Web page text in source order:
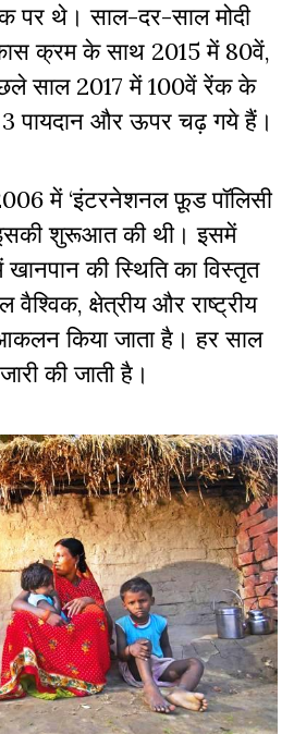
पर थे। साल-दर-साल मोदी
क्रम के साथ 2015 में 80वें,
साल 2017 में 100वें रेंक के
पायदान और ऊपर चढ़ गये हैं।
में ‘इंटरनेशनल फ़ूड पॉलिसी
इसकी शुरूआत की थी। इसमें
की स्थिति का विस्तृत
वैश्विक, क्षेत्रीय और राष्ट्रीय
किया जाता है। हर साल
की जाती है।